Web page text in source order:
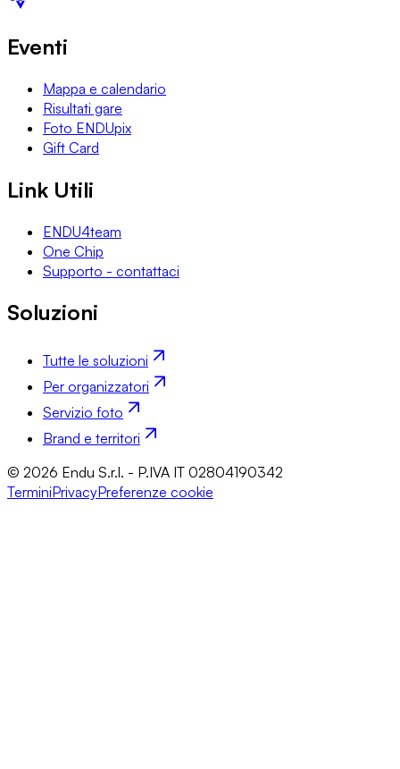
Eventi
Mappa e calendario
Risultati gare
Foto ENDUpix
Gift Card
Link Utili
ENDU4team
One Chip
Supporto - contattaci
Soluzioni
Tutte le soluzioni
Per organizzatori
Servizio foto
Brand e territori
© 2026 Endu S.r.l. - P.IVA IT 02804190342
TerminiPrivacyPreferenze cookie